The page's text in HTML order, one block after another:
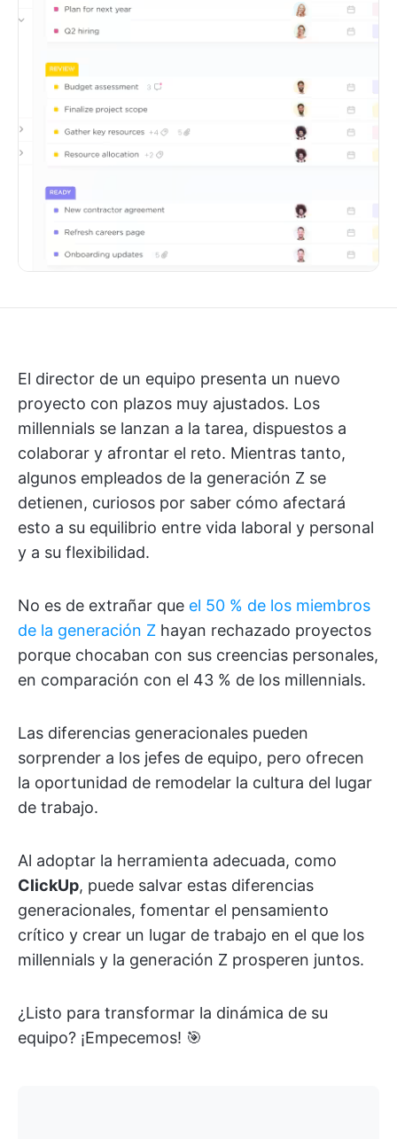
El director de un equipo presenta un nuevo
proyecto con plazos muy ajustados. Los
millennials se lanzan a la tarea, dispuestos a
colaborar y afrontar el reto. Mientras tanto,
algunos empleados de la generación Z se
detienen, curiosos por saber cómo afectará
esto a su equilibrio entre vida laboral y personal
y a su flexibilidad.
No es de extrañar que el 50 % de los miembros
de la generación Z hayan rechazado proyectos
porque chocaban con sus creencias personales,
en comparación con el 43 % de los millennials.
Las diferencias generacionales pueden
sorprender a los jefes de equipo, pero ofrecen
la oportunidad de remodelar la cultura del lugar
de trabajo.
Al adoptar la herramienta adecuada, como
ClickUp, puede salvar estas diferencias
generacionales, fomentar el pensamiento
crítico y crear un lugar de trabajo en el que los
millennials y la generación Z prosperen juntos.
¿Listo para transformar la dinámica de su
equipo? ¡Empecemos! 🎯